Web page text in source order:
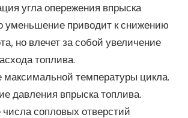
угла опережения впрыска
уменьшение приводит к снижению
но влечет за собой увеличение
топлива.
максимальной температуры цикла.
давления впрыска топлива.
сопловых отверстий